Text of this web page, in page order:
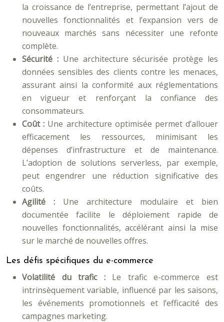
la croissance de l’entreprise, permettant l’ajout de
nouvelles fonctionnalités et l’expansion vers de
nouveaux marchés sans nécessiter une refonte
complète.
Sécurité : Une architecture sécurisée protège les
données sensibles des clients contre les menaces,
assurant ainsi la conformité aux réglementations
en vigueur et renforçant la confiance des
consommateurs.
Coût : Une architecture optimisée permet d’allouer
efficacement les ressources, minimisant les
dépenses d’infrastructure et de maintenance.
L’adoption de solutions serverless, par exemple,
peut engendrer une réduction significative des
coûts.
Agilité : Une architecture modulaire et bien
documentée facilite le déploiement rapide de
nouvelles fonctionnalités, accélérant ainsi la mise
sur le marché de nouvelles offres.
Les défis spécifiques du e-commerce
Volatilité du trafic : Le trafic e-commerce est
intrinsèquement variable, influencé par les saisons,
les événements promotionnels et l’efficacité des
campagnes marketing.